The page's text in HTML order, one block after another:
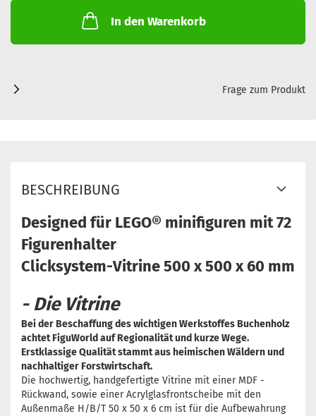
In den Warenkorb
Frage zum Produkt
BESCHREIBUNG
Designed für LEGO® minifiguren mit 72
Figurenhalter
Clicksystem-Vitrine 500 x 500 x 60 mm
- Die Vitrine
Bei der Beschaffung des wichtigen Werkstoffes Buchenholz
achtet FiguWorld auf Regionalität und kurze Wege.
Erstklassige Qualität stammt aus heimischen Wäldern und
nachhaltiger Forstwirtschaft.​
Die hochwertig, handgefertigte Vitrine mit einer MDF -
Rückwand, sowie einer Acrylglasfrontscheibe mit den
Außenmaße H/B/T 50 x 50 x 6 cm ist für die Aufbewahrung